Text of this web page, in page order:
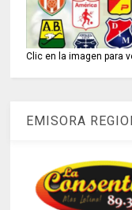
Clic en la imagen para
EMISORA